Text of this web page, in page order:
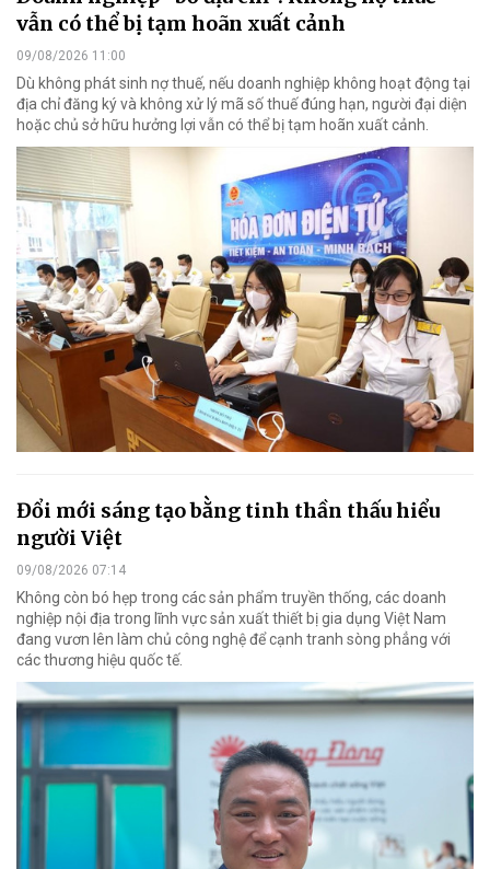
vẫn có thể bị tạm hoãn xuất cảnh
09/08/2026 11:00
Dù không phát sinh nợ thuế, nếu doanh nghiệp không hoạt động tại
địa chỉ đăng ký và không xử lý mã số thuế đúng hạn, người đại diện
hoặc chủ sở hữu hưởng lợi vẫn có thể bị tạm hoãn xuất cảnh.
Đổi mới sáng tạo bằng tinh thần thấu hiểu
người Việt
09/08/2026 07:14
Không còn bó hẹp trong các sản phẩm truyền thống, các doanh
nghiệp nội địa trong lĩnh vực sản xuất thiết bị gia dụng Việt Nam
đang vươn lên làm chủ công nghệ để cạnh tranh sòng phẳng với
các thương hiệu quốc tế.